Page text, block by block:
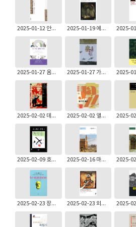
2025-01-12 안대회: 정조의 비밀편지 2025-01-19 에르빈 파노프스키: 고딕건축과 스콜라철학
2025-01-27 움베르토 에코: 경이로운 철학의 역사 3 2025-01-27 가지 노부유끼: 유교란 무엇인가
2025-02-02 데틀레프 포이케르트: 나치 시대의 일상사 2025-02-02 앨린 시프턴: 비주얼 재즈
2025-02-09 호르헤 루이스 보르헤스: 픽션들 ─ 보르헤스 전집 2 2025-02-16 마키아벨리: 피렌체사 1
2025-02-23 장바티스트 구리나: 스토아주의 2025-02-23 외르크 프라이: 요한복음과 만나다